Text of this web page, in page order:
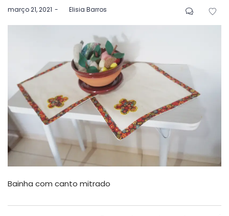
Postado
março 21, 2021 byElisia Barros
Bainha com canto mitrado